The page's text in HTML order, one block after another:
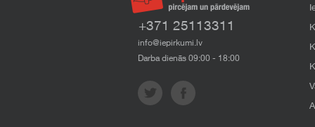
+371 25113311
info@iepirkumi.lv
Darba dienās 09:00 - 18:00